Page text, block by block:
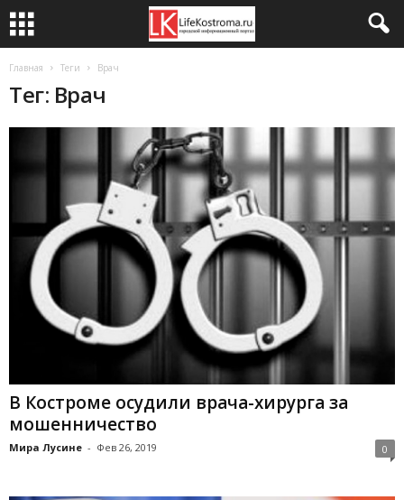
Главная Теги Врач
Тег: Врач
В Костроме осудили врача-хирурга за
мошенничество
Мира Лусине - Фев 26, 2019 0